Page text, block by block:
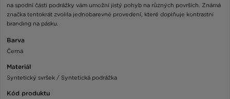
na spodní části podrážky vám umožní jistý pohyb na různých površích. Známá
značka tentokrát zvolila jednobarevné provedení, které doplňuje kontrastní
branding na pásku.
Barva
Černá
Materiál
Syntetický svršek / Syntetická podrážka
Kód produktu